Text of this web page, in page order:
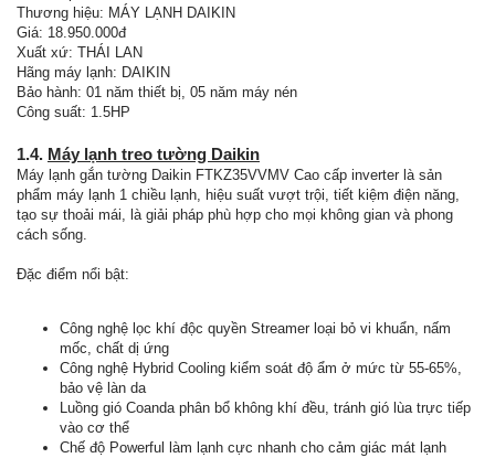
Thương hiệu: MÁY LẠNH DAIKIN
Giá: 18.950.000đ
Xuất xứ: THÁI LAN
Hãng máy lạnh: DAIKIN
Bảo hành: 01 năm thiết bị, 05 năm máy nén
Công suất: 1.5HP
1.4. Máy lạnh treo tường Daikin
Máy lạnh gắn tường Daikin FTKZ35VVMV Cao cấp inverter là sản
phẩm máy lạnh 1 chiều lạnh, hiệu suất vượt trội, tiết kiệm điện năng,
tạo sự thoải mái, là giải pháp phù hợp cho mọi không gian và phong
cách sống.
Đặc điểm nổi bật:
Công nghệ lọc khí độc quyền Streamer loại bỏ vi khuẩn, nấm
mốc, chất dị ứng
Công nghệ Hybrid Cooling kiểm soát độ ẩm ở mức từ 55-65%,
bảo vệ làn da
Luồng gió Coanda phân bổ không khí đều, tránh gió lùa trực tiếp
vào cơ thể
Chế độ Powerful làm lạnh cực nhanh cho cảm giác mát lạnh